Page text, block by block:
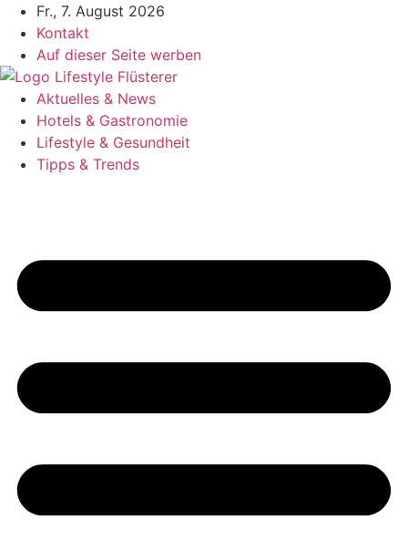
Zum
Inhalt
springen
Fr., 7. August 2026
Kontakt
Auf dieser Seite werben
Aktuelles & News
Hotels & Gastronomie
Lifestyle & Gesundheit
Tipps & Trends